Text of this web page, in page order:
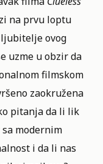
na prvu loptu
ljubitelje ovog
uzme u obzir da
filmskom
zaokružena
pitanja da li lik
modernim
i da li nas